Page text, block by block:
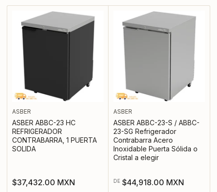
e
n
a
ASBER
ASBER ABBC-23 HC
REFRIGERADOR
CONTRABARRA, 1 PUERTA
SOLIDA
Precio
regular
$37,432.00 MXN
ASBER
ASBER ABBC-23-S / ABBC-
23-SG Refrigerador
Contrabarra Acero
Inoxidable Puerta Sólida o
Cristal a elegir
Precio
regular
DE $44,918.00 MXN